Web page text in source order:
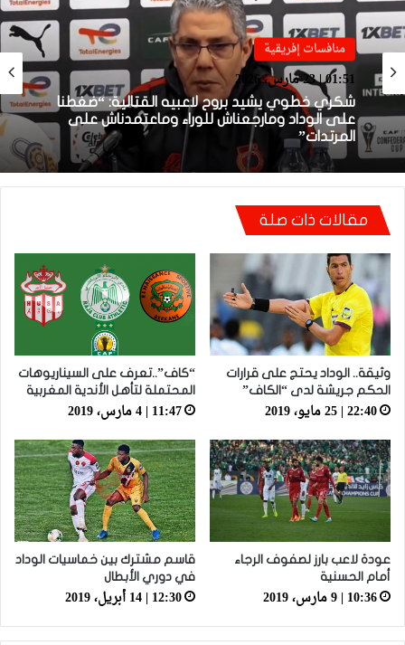
منافسات إفريقية
01:51 | 23 مارس، 2026
شكري خطوي يشيد بروح لاعبيه القتالية: “ضغطنا
على الوداد ومارجعناش للوراء وماعتمدناش على
منافسات إفريقية
01:38 | 23 مارس، 2026
بعد الإقصاء من كأس “الكاف”.. أيت منا يقيل
بنهاشم
مقالات ذات صلة
وثيقة.. الوداد يحتج على قرارات
الحكم جريشة لدى “الكاف”
22:40 | 25 مايو، 2019
“كاف”..تعرف على السيناريوهات
المحتملة لتأهل الأندية المغربية
11:47 | 4 مارس، 2019
عودة لاعب بارز لصفوف الرجاء
أمام الحسنية
10:36 | 9 مارس، 2019
قاسم مشترك بين خماسيات الوداد
في دوري الأبطال
12:30 | 14 أبريل، 2019